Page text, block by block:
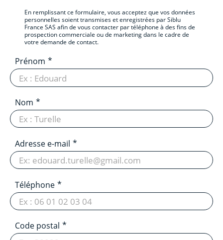
En remplissant ce formulaire, vous acceptez que vos données
personnelles soient transmises et enregistrées par Siblu
France SAS afin de vous contacter par téléphone à des fins de
prospection commerciale ou de marketing dans le cadre de
votre demande de contact.
Prénom
Nom
Adresse e-mail
Téléphone
Code postal